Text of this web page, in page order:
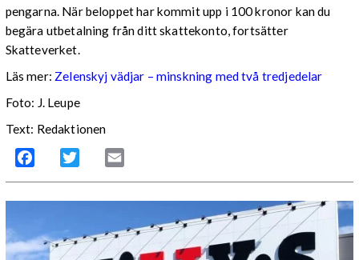
pengarna. När beloppet har kommit upp i 100 kronor kan du
begära utbetalning från ditt skattekonto, fortsätter
Skatteverket.
Läs mer: Zelenskyj vädjar – minskning med två tredjedelar
Foto: J. Leupe
Text: Redaktionen
Facebook Twitter